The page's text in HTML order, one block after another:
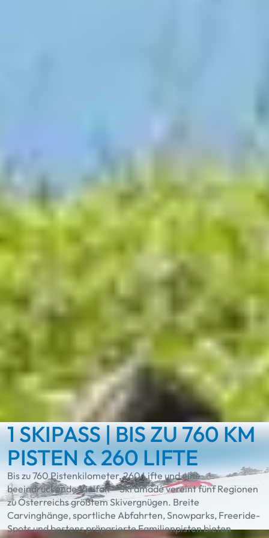
einem klaren Blick auf nachhaltige Entwicklung sind
Seilbahnen ein wichtiger Teil der alpinen Infrastruktur. Sie
stärken den Tourismus in den Regionen, schaffen kurze
Wege in die Natur und machen Bergerlebnisse für viele
Menschen einfach erreichbar.
Als Ski amadé sind wir froh, Teil dieser Gemeinschaft zu
sein. Zusammen stehen wir für Qualität, Verlässlichkeit und
besondere Bergerlebnisse in Österreich – im Winter
genauso wie im Sommer.
Mehr zum Jubiläum
1 SKIPASS | BIS ZU 760 KM
PISTEN & 260 LIFTE
Bis zu 760 Pistenkilometer, 260 Lifte und eine
beeindruckende Vielfalt – Ski amadé vereint fünf Regionen
zu Österreichs größtem Skivergnügen. Breite
Carvinghänge, sportliche Abfahrten, Snowparks, Freeride-
Spots und bestens präparierte Familienpisten bieten